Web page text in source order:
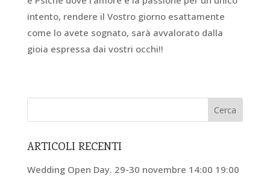
intento, rendere il Vostro giorno esattamente
come lo avete sognato, sarà avvalorato dalla
gioia espressa dai vostri occhi!!
ARTICOLI RECENTI
Wedding Open Day. 29-30 novembre 14:00 19:00